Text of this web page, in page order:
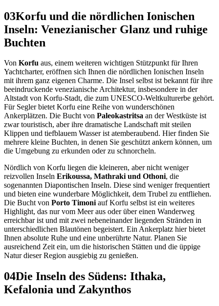
03Korfu und die nördlichen Ionischen
Inseln: Venezianischer Glanz und ruhige
Buchten
Von Korfu aus, einem weiteren wichtigen Stützpunkt für Ihren
Yachtcharter, eröffnen sich Ihnen die nördlichen Ionischen Inseln
mit ihrem ganz eigenen Charme. Die Insel selbst ist bekannt für ihre
beeindruckende venezianische Architektur, insbesondere in der
Altstadt von Korfu-Stadt, die zum UNESCO-Weltkulturerbe gehört.
Für Segler bietet Korfu eine Reihe von wunderschönen
Ankerplätzen. Die Bucht von Paleokastritsa an der Westküste ist
zwar touristisch, aber ihre dramatische Landschaft mit steilen
Klippen und tiefblauem Wasser ist atemberaubend. Hier finden Sie
mehrere kleine Buchten, in denen Sie geschützt ankern können, um
die Umgebung zu erkunden oder zu schnorcheln.
Nördlich von Korfu liegen die kleineren, aber nicht weniger
reizvollen Inseln Erikoussa, Mathraki und Othoni, die
sogenannten Diapontischen Inseln. Diese sind weniger frequentiert
und bieten eine wunderbare Möglichkeit, dem Trubel zu entfliehen.
Die Bucht von Porto Timoniauf Korfu selbst ist ein weiteres
Highlight, das nur vom Meer aus oder über einen Wanderweg
erreichbar ist und mit zwei nebeneinander liegenden Stränden in
unterschiedlichen Blautönen begeistert. Ein Ankerplatz hier bietet
Ihnen absolute Ruhe und eine unberührte Natur. Planen Sie
ausreichend Zeit ein, um die historischen Stätten und die üppige
Natur dieser Region ausgiebig zu genießen.
04Die Inseln des Südens: Ithaka,
Kefalonia und Zakynthos